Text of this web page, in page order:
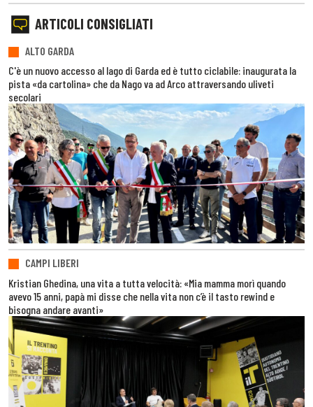
ARTICOLI CONSIGLIATI
ALTO GARDA
C'è un nuovo accesso al lago di Garda ed è tutto ciclabile: inaugurata la
pista «da cartolina» che da Nago va ad Arco attraversando uliveti
secolari
CAMPI LIBERI
Kristian Ghedina, una vita a tutta velocità: «Mia mamma morì quando
avevo 15 anni, papà mi disse che nella vita non c’è il tasto rewind e
bisogna andare avanti»